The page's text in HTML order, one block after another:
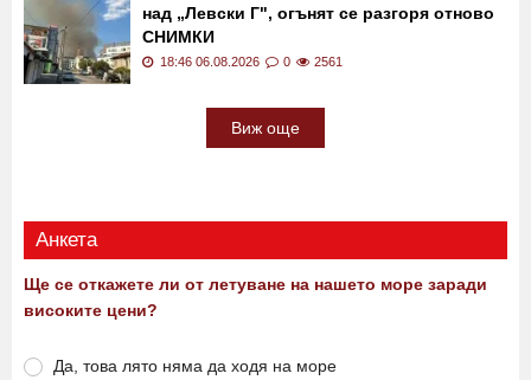
над „Левски Г", огънят се разгоря отново
СНИМКИ
18:46 06.08.2026 0 2561
Виж още
Анкета
Ще се откажете ли от летуване на нашето море заради
високите цени?
Да, това лято няма да ходя на море